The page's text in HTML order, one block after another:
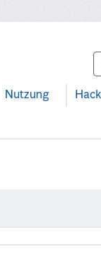
Nutzung